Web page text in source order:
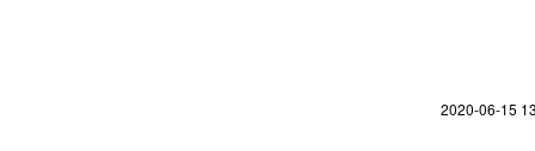
2020-06-15